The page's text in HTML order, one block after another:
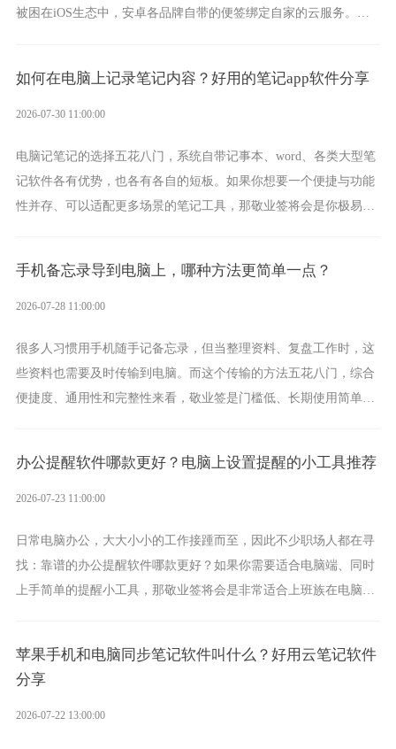
被困在iOS生态中，安卓各品牌自带的便签绑定自家的云服务。而
如何在电脑上记录笔记内容？好用的笔记app软件分享
2026-07-30 11:00:00
电脑记笔记的选择五花八门，系统自带记事本、word、各类大型笔
记软件各有优势，也各有各自的短板。如果你想要一个便捷与功能
性并存、可以适配更多场景的笔记工具，那敬业签将会是你极易上
手机备忘录导到电脑上，哪种方法更简单一点？
2026-07-28 11:00:00
很多人习惯用手机随手记备忘录，但当整理资料、复盘工作时，这
些资料也需要及时传输到电脑。而这个传输的方法五花八门，综合
便捷度、通用性和完整性来看，敬业签是门槛低、长期使用简单的
办公提醒软件哪款更好？电脑上设置提醒的小工具推荐
2026-07-23 11:00:00
日常电脑办公，大大小小的工作接踵而至，因此不少职场人都在寻
找：靠谱的办公提醒软件哪款更好？如果你需要适合电脑端、同时
上手简单的提醒小工具，那敬业签将会是非常适合上班族在电脑上
苹果手机和电脑同步笔记软件叫什么？好用云笔记软件
分享
2026-07-22 13:00:00